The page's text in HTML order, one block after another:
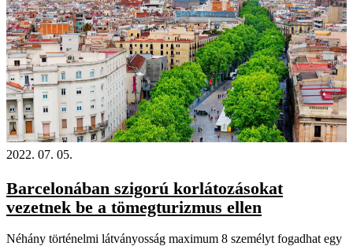
2022. 07. 05.
Barcelonában szigorú korlátozásokat
vezetnek be a tömegturizmus ellen
Néhány történelmi látványosság maximum 8 személyt fogadhat egy